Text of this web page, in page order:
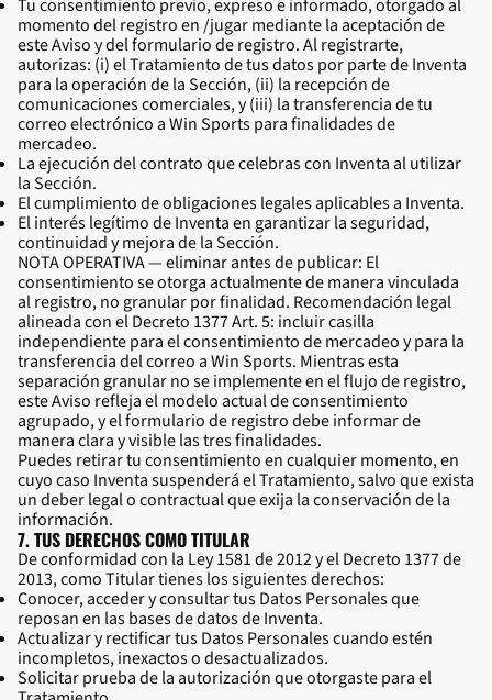
Tu consentimiento previo, expreso e informado, otorgado al
momento del registro en /jugar mediante la aceptación de
este Aviso y del formulario de registro. Al registrarte,
autorizas: (i) el Tratamiento de tus datos por parte de Inventa
para la operación de la Sección, (ii) la recepción de
comunicaciones comerciales, y (iii) la transferencia de tu
correo electrónico a Win Sports para finalidades de
mercadeo.
La ejecución del contrato que celebras con Inventa al utilizar
la Sección.
El cumplimiento de obligaciones legales aplicables a Inventa.
El interés legítimo de Inventa en garantizar la seguridad,
continuidad y mejora de la Sección.
NOTA OPERATIVA — eliminar antes de publicar: El
consentimiento se otorga actualmente de manera vinculada
al registro, no granular por finalidad. Recomendación legal
alineada con el Decreto 1377 Art. 5: incluir casilla
independiente para el consentimiento de mercadeo y para la
transferencia del correo a Win Sports. Mientras esta
separación granular no se implemente en el flujo de registro,
este Aviso refleja el modelo actual de consentimiento
agrupado, y el formulario de registro debe informar de
manera clara y visible las tres finalidades.
Puedes retirar tu consentimiento en cualquier momento, en
cuyo caso Inventa suspenderá el Tratamiento, salvo que exista
un deber legal o contractual que exija la conservación de la
información.
7. TUS DERECHOS COMO TITULAR
De conformidad con la Ley 1581 de 2012 y el Decreto 1377 de
2013, como Titular tienes los siguientes derechos:
Conocer, acceder y consultar tus Datos Personales que
reposan en las bases de datos de Inventa.
Actualizar y rectificar tus Datos Personales cuando estén
incompletos, inexactos o desactualizados.
Solicitar prueba de la autorización que otorgaste para el